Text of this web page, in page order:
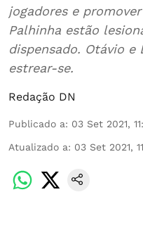
jogadores e
Palhinha estão
dispensado. Otávio e
estrear-se.
Redação DN
Publicado a: 03 Set 2021,
Atualizado a: 03 Set 2021,